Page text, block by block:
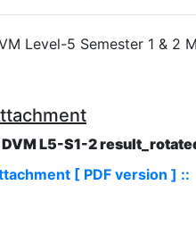
Level-5 Semester 1 & 2
DVM L5-S1-2
[ PDF version ] ::